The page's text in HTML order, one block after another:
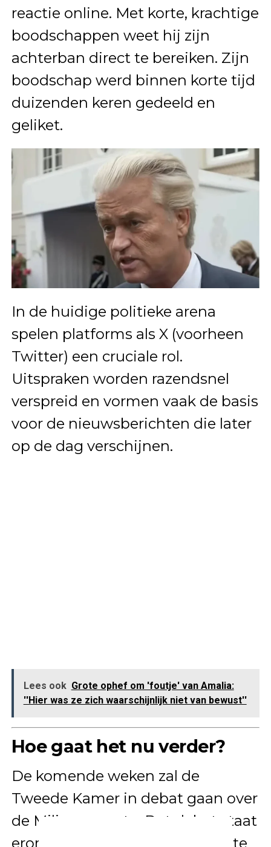
reactie online. Met korte, krachtige
boodschappen weet hij zijn
achterban direct te bereiken. Zijn
boodschap werd binnen korte tijd
duizenden keren gedeeld en
geliket.
In de huidige politieke arena
spelen platforms als X (voorheen
Twitter) een cruciale rol.
Uitspraken worden razendsnel
verspreid en vormen vaak de basis
voor de nieuwsberichten die later
op de dag verschijnen.
Lees ook Grote ophef om 'foutje' van Amalia:
''Hier was ze zich waarschijnlijk niet van bewust''
Hoe gaat het nu verder?
De komende weken zal de
Tweede Kamer in debat gaan over
de Miljoenennota. Dat debat staat
erom bekend fel en uitgebreid te